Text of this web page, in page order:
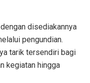
disediakannya
pengundian.
tarik tersendiri bagi
kegiatan hingga